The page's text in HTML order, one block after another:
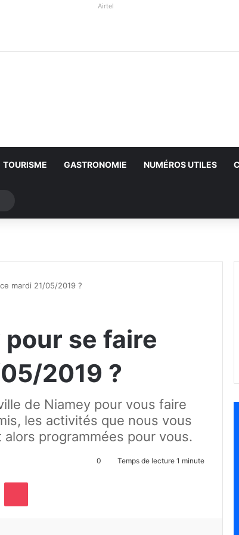
Airtel
TOURISME GASTRONOMIE NUMÉROS UTILES
mardi 21/05/2019 ?
pour se faire
2019 ?
de Niamey pour vous faire
les activités que nous vous
programmées pour vous.
0 Temps de lecture 1 minute